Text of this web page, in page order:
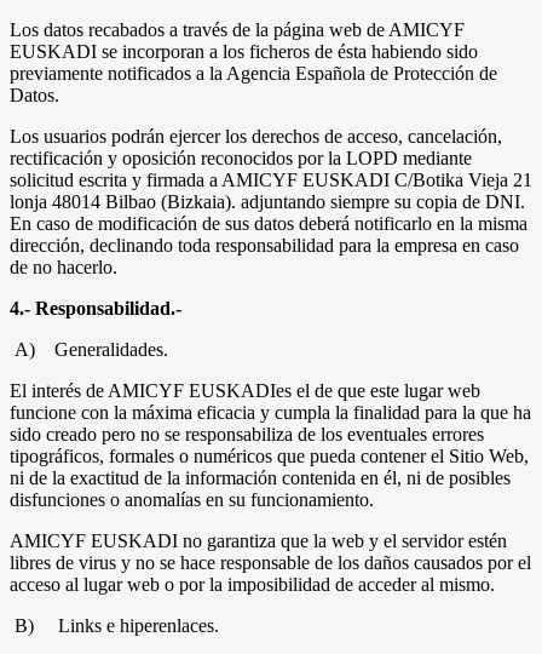
Los datos recabados a través de la página web de AMICYF
EUSKADI se incorporan a los ficheros de ésta habiendo sido
previamente notificados a la Agencia Española de Protección de
Datos.
Los usuarios podrán ejercer los derechos de acceso, cancelación,
rectificación y oposición reconocidos por la LOPD mediante
solicitud escrita y firmada a AMICYF EUSKADI C/Botika Vieja 21
lonja 48014 Bilbao (Bizkaia). adjuntando siempre su copia de DNI.
En caso de modificación de sus datos deberá notificarlo en la misma
dirección, declinando toda responsabilidad para la empresa en caso
de no hacerlo.
4.- Responsabilidad.-
A) Generalidades.
El interés de AMICYF EUSKADIes el de que este lugar web
funcione con la máxima eficacia y cumpla la finalidad para la que ha
sido creado pero no se responsabiliza de los eventuales errores
tipográficos, formales o numéricos que pueda contener el Sitio Web,
ni de la exactitud de la información contenida en él, ni de posibles
disfunciones o anomalías en su funcionamiento.
AMICYF EUSKADI no garantiza que la web y el servidor estén
libres de virus y no se hace responsable de los daños causados por el
acceso al lugar web o por la imposibilidad de acceder al mismo.
B) Links e hiperenlaces.